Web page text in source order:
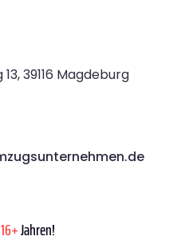
39116 Magdeburg
16+Jahren!